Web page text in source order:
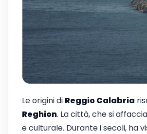
Le origini di Reggio Calabria
Reghion. La città, che si
e culturale. Durante i secoli, ha